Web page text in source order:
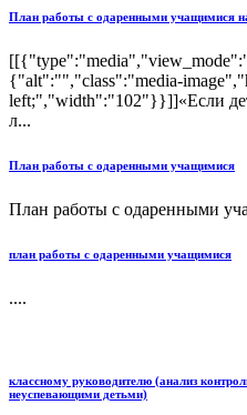
План работы с одаренными учащимися
{"alt":"","class":"media-
left;","width":"102"}}]]«Если
л...
План работы с одаренными учащимися
План работы с одаренными
план работы с одаренными учащимися
....
классному руководителю (анализ
неуспевающими детьми)